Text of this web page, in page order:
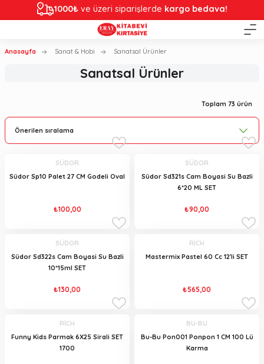
1000₺ ve üzeri siparişlerde kargo bedava!
Anasayfa Sanat & Hobi Sanatsal Ürünler
Sanatsal Ürünler
Toplam 73 ürün
SÜDOR
Südor Sp10 Palet 27 CM Godeli Oval
₺100,00
SÜDOR
Südor Sd321s Cam Boyasi Su Bazli
6*20 ML SET
₺90,00
SÜDOR
Südor Sd322s Cam Boyasi Su Bazli
10*15ml SET
₺130,00
RİCH
Mastermix Pastel 60 Cc 12'li SET
₺565,00
RİCH
Funny Kids Parmak 6X25 Sirali SET
1700
BU-BU
Bu-Bu Pon001 Ponpon 1 CM 100 Lü
Karma